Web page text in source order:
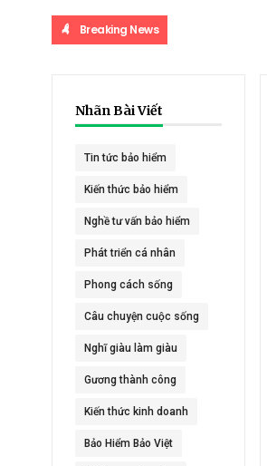
Breaking News
Nhãn Bài Viết
Tin tức bảo hiểm
Kiến thức bảo hiểm
Nghề tư vấn bảo hiểm
Phát triển cá nhân
Phong cách sống
Câu chuyện cuộc sống
Nghĩ giàu làm giàu
Gương thành công
Kiến thức kinh doanh
Bảo Hiểm Bảo Việt